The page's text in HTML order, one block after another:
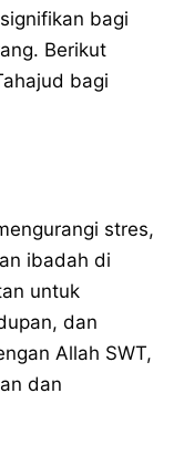
bagi
Berikut
bagi
stres,
ibadah di
untuk
dan
Allah SWT,
dan